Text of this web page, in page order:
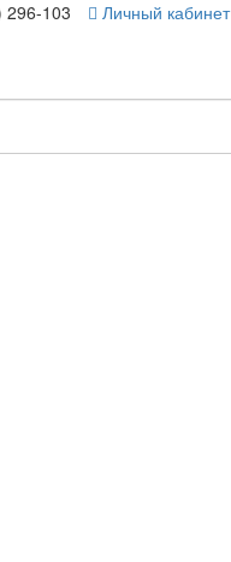
296-103 Личный кабинет